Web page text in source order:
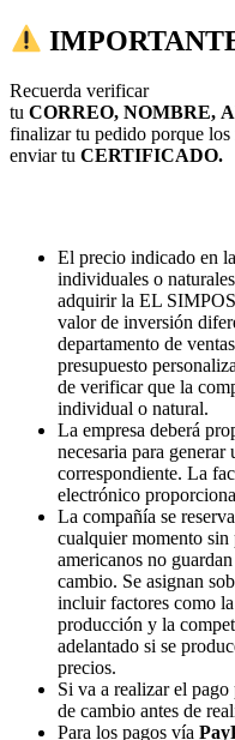
Recuerda verificar
tu CORREO, NOMBRE,
finalizar tu pedido porque los
enviar tu CERTIFICADO.
El precio indicado en
individuales o
adquirir la EL
valor de inversión
departamento de
presupuesto
de verificar que la
individual o natural.
La empresa deberá
necesaria para
correspondiente. La
electrónico
La compañía se
cualquier momento
americanos no
cambio. Se asignan
incluir factores como
producción y la
adelantado si se
precios.
Si va a realizar el pago
de cambio antes de
Para los pagos vía